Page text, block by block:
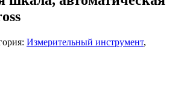
Измерительный инструмент,